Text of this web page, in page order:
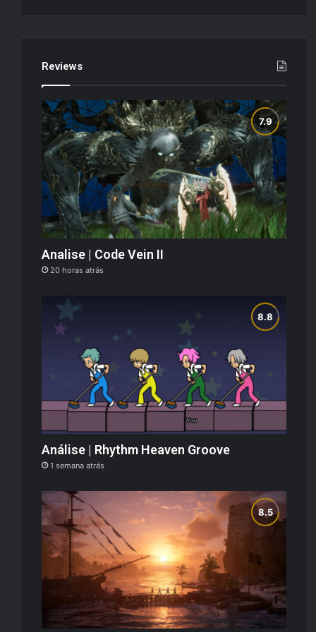
Reviews
Analise | Code Vein II
20 horas atrás
Análise | Rhythm Heaven Groove
1 semana atrás